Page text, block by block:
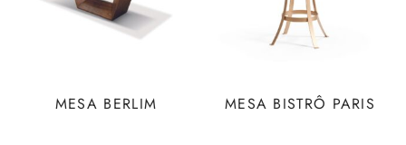
MESA BERLIM MESA BISTRÔ PARIS